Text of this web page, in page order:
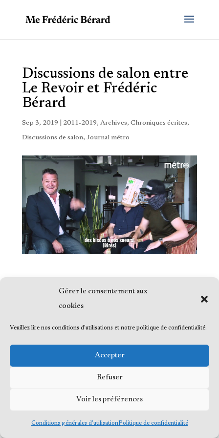
Gérer le consentement aux
cookies
Veuillez lire nos conditions d'utilisations et notre politique de confidentialité.
Accepter
Refuser
Voir les préférences
Conditions générales d’utilisationPolitique de confidentialité
Discussions de salon entre
Le Revoir et Frédéric
Bérard
Sep 3, 2019 2011-2019, Archives, Chroniques écrites,
Discussions de salon, Journal métro
© 2023 Me Frédéric Bérard, tous droits
réservés